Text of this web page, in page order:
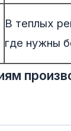
В теплых
где нужны